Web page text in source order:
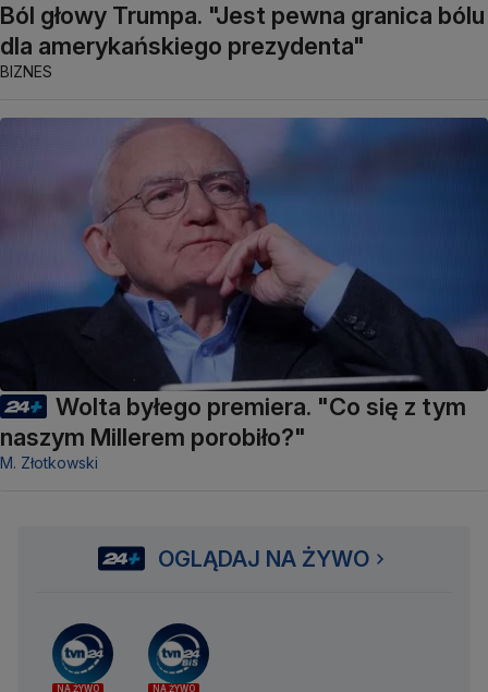
Ból głowy Trumpa. "Jest pewna granica bólu
dla amerykańskiego prezydenta"
BIZNES
Wolta byłego premiera. "Co się z tym
naszym Millerem porobiło?"
M. Złotkowski
OGLĄDAJ NA ŻYWO
NA ŻYWO NA ŻYWO